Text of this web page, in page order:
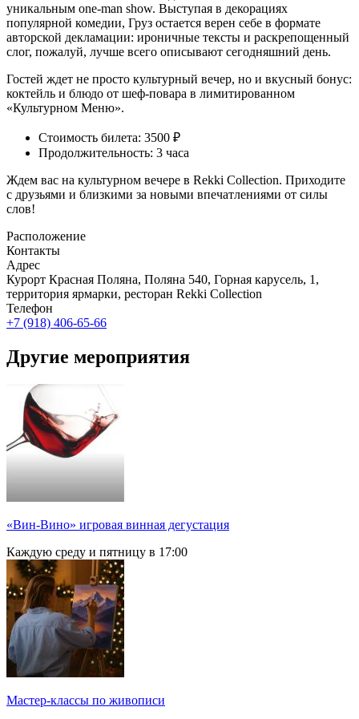
уникальным one-man show. Выступая в декорациях
популярной комедии, Груз остается верен себе в формате
авторской декламации: ироничные тексты и раскрепощенный
слог, пожалуй, лучше всего описывают сегодняшний день.
Гостей ждет не просто культурный вечер, но и вкусный бонус:
коктейль и блюдо от шеф-повара в лимитированном
«Культурном Меню».
Стоимость билета: 3500 ₽
Продолжительность: 3 часа
Ждем вас на культурном вечере в Rekki Collection. Приходите
с друзьями и близкими за новыми впечатлениями от силы
слов!
Расположение
Контакты
Адрес
Курорт Красная Поляна, Поляна 540, Горная карусель, 1,
территория ярмарки, ресторан Rekki Collection
Телефон
+7 (918) 406-65-66
Другие мероприятия
«Вин-Вино» игровая винная дегустация
Каждую среду и пятницу в 17:00
Мастер-классы по живописи